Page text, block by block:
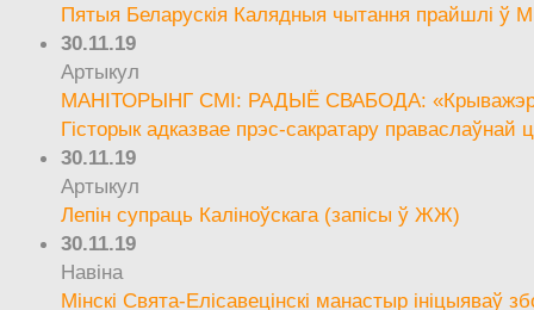
Пятыя Беларускія Калядныя чытання прайшлі ў
30.11.19
Артыкул
МАНІТОРЫНГ СМІ: РАДЫЁ СВАБОДА:
Гісторык адказвае прэс-сакратару праваслаўнай
30.11.19
Артыкул
Лепін супраць Каліноўскага (запісы ў ЖЖ)
30.11.19
Навіна
Мінскі Свята-Елісавецінскі манастыр ініцыяваў